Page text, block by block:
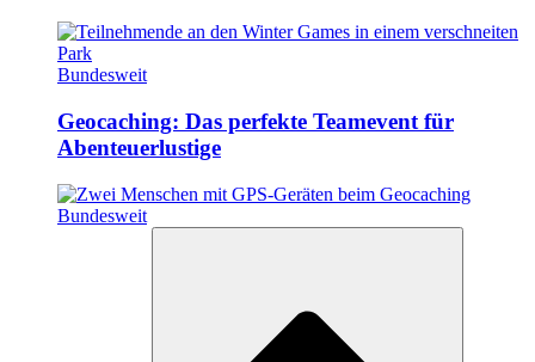
Bundesweit
Geocaching: Das perfekte Teamevent für
Abenteuerlustige
Bundesweit